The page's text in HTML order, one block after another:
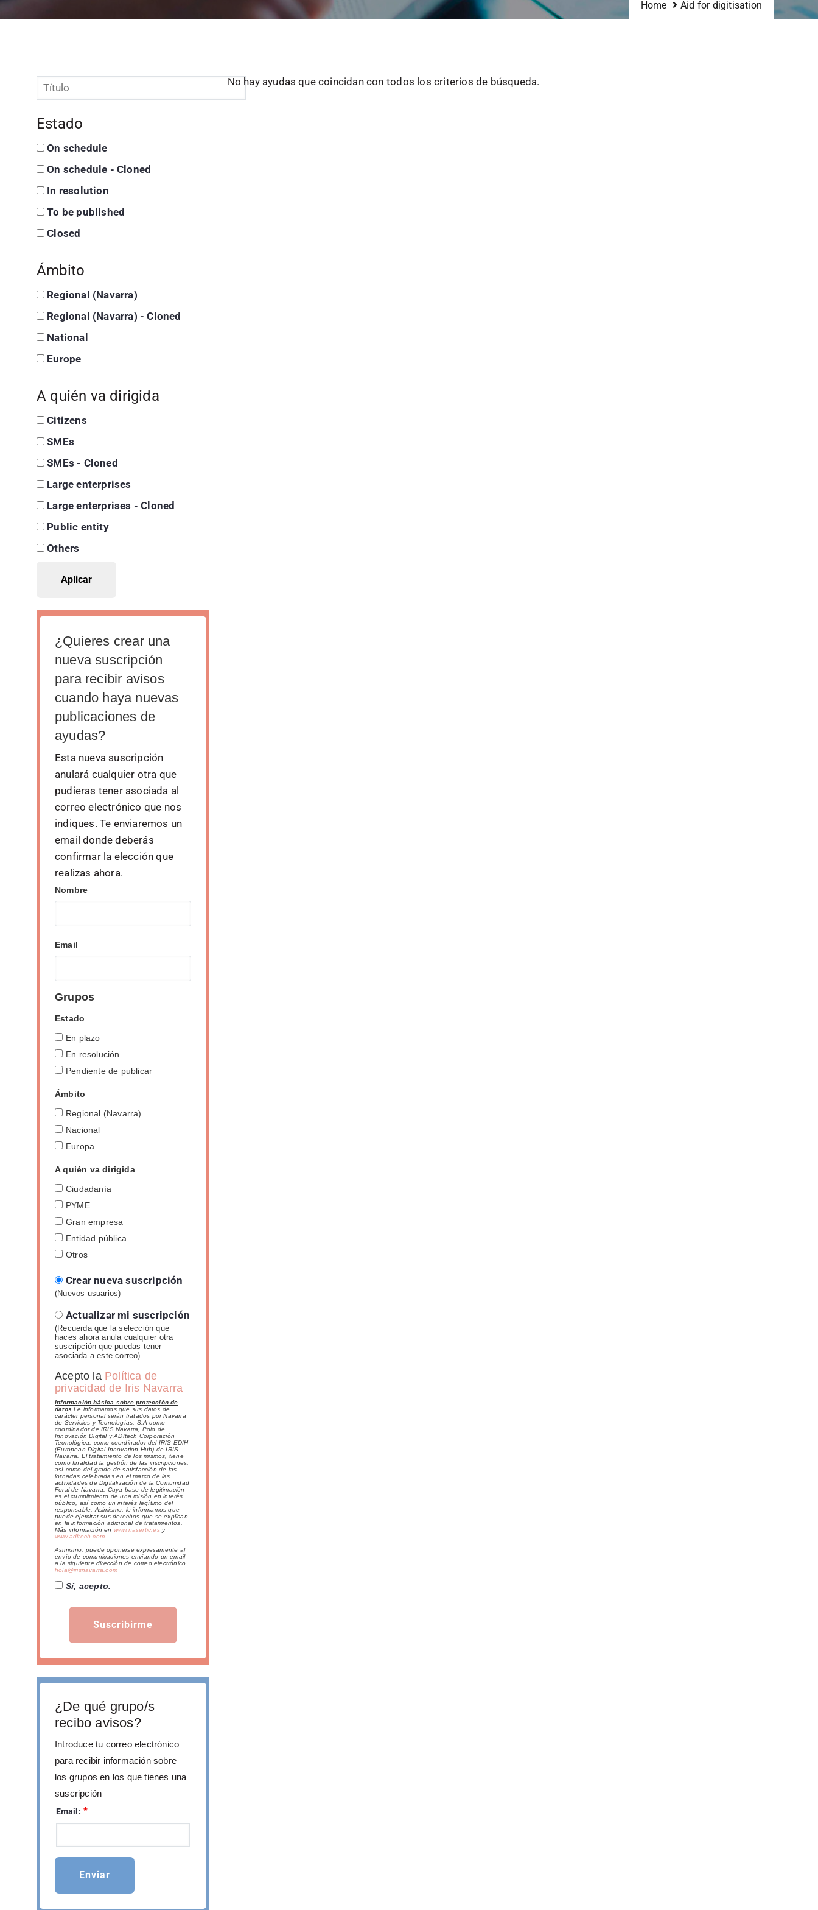
Home Aid for digitisation
Estado
On schedule
On schedule - Cloned
In resolution
To be published
Closed
Ámbito
Regional (Navarra)
Regional (Navarra) - Cloned
National
Europe
A quién va dirigida
Citizens
SMEs
SMEs - Cloned
Large enterprises
Large enterprises - Cloned
Public entity
Others
¿Quieres crear una
nueva suscripción
para recibir avisos
cuando haya nuevas
publicaciones de
ayudas?
Esta nueva suscripción
anulará cualquier otra que
pudieras tener asociada al
correo electrónico que nos
indiques. Te enviaremos un
email donde deberás
confirmar la elección que
realizas ahora.
Nombre
Email
Grupos
Estado
En plazo
En resolución
Pendiente de publicar
Ámbito
Regional (Navarra)
Nacional
Europa
A quién va dirigida
Ciudadanía
PYME
Gran empresa
Entidad pública
Otros
Crear nueva suscripción
(Nuevos usuarios)
Actualizar mi suscripción
(Recuerda que la selección que
haces ahora anula cualquier otra
suscripción que puedas tener
asociada a este correo)
Acepto la Política de
privacidad de Iris Navarra
Información básica sobre protección de
datos Le informamos que sus datos de
carácter personal serán tratados por Navarra
de Servicios y Tecnologías, S.A como
coordinador de IRIS Navarra, Polo de
Innovación Digital y ADItech Corporación
Tecnológica, como coordinador del IRIS EDIH
(European Digital Innovation Hub) de IRIS
Navarra. El tratamiento de los mismos, tiene
como finalidad la gestión de las inscripciones,
así como del grado de satisfacción de las
jornadas celebradas en el marco de las
actividades de Digitalización de la Comunidad
Foral de Navarra. Cuya base de legitimación
es el cumplimiento de una misión en interés
público, así como un interés legítimo del
responsable. Asimismo, le informamos que
puede ejercitar sus derechos que se explican
en la información adicional de tratamientos.
Más información en www.nasertic.esy
www.aditech.com
Asimismo, puede oponerse expresamente al
envío de comunicaciones enviando un email
a la siguiente dirección de correo electrónico
hola@irisnavarra.com
Sí, acepto.
Suscribirme
¿De qué grupo/s
recibo avisos?
Introduce tu correo electrónico
para recibir información sobre
los grupos en los que tienes una
suscripción
Email: *
No hay ayudas que coincidan con todos los criterios de búsqueda.